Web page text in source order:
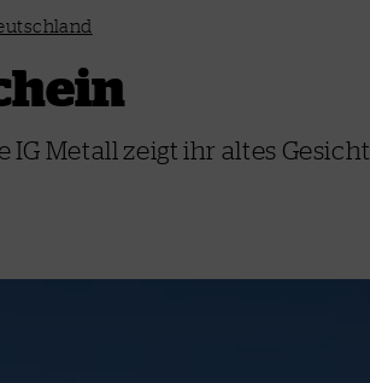
IG Metall zeigt ihr altes Gesicht